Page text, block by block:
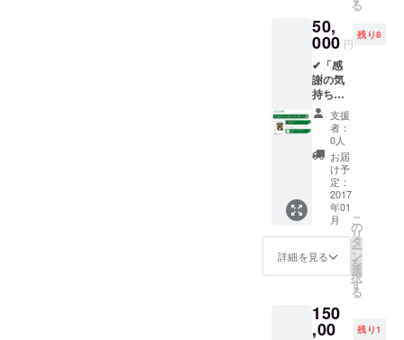
ステッ
カー
（白・
青）、
横浜
版・防
災トラ
ンプを
同封さ
せて頂
きま
す。
======
======
返し品
説明 ご
支援頂
いたこ
とに対
する感
謝を
持って
制作に
励みま
す。 無
事、制
作が完
了した
せて頂
き、 支
✔「Fun
derス
テッ
カー(ス
ペシャ
ル)」
✔「 オ
フィ
シャル
サイト
にお名
前を記
載」
✔「横
浜版・
防災ト
ランプ
ンプ
ワーク
る
50,
000 円
残り8
✔「感
謝の気
持ち」
✔「サ
ンクス
ター」
✔「Fun
derス
テッ
カー
(白)」
✔「Fun
derス
テッ
✔「Fun
derス
支援
者：
0人
お届
け予
定：
2017
年01
月
詳細を見る
こ
の
リ
タ
ー
ン
を
選
択
す
る
150
,00 残り1